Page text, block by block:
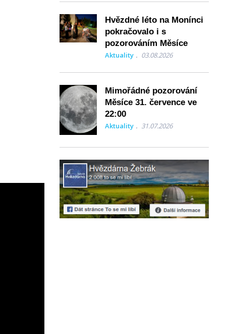
Hvězdné léto na Monínci
pokračovalo i s
pozorováním Měsíce
Aktuality 03.08.2026
Mimořádné pozorování
Měsíce 31. července ve
22:00
Aktuality 31.07.2026